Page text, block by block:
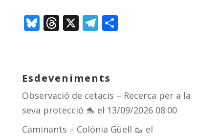
Bl
sk
y
T
d
s
X T
gr
a
m
C
te
ix
Esdeveniments
Observació de cetacis – Recerca per a la
seva protecció 🐬 el 13/09/2026 08:00
Caminants – Colònia Güell 🥾 el